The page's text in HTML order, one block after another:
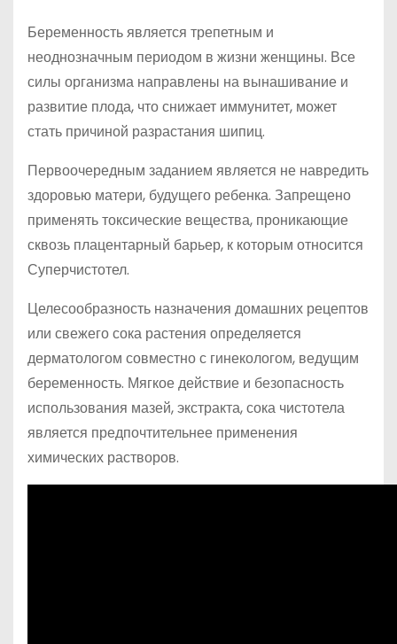
Беременность является трепетным и
неоднозначным периодом в жизни женщины. Все
силы организма направлены на вынашивание и
развитие плода, что снижает иммунитет, может
стать причиной разрастания шипиц.
Первоочередным заданием является не навредить
здоровью матери, будущего ребенка. Запрещено
применять токсические вещества, проникающие
сквозь плацентарный барьер, к которым относится
Суперчистотел.
Целесообразность назначения домашних рецептов
или свежего сока растения определяется
дерматологом совместно с гинекологом, ведущим
беременность. Мягкое действие и безопасность
использования мазей, экстракта, сока чистотела
является предпочтительнее применения
химических растворов.